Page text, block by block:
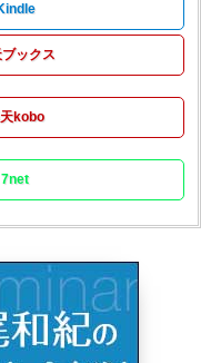
ックス
kobo
7net